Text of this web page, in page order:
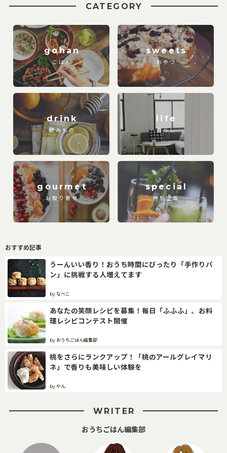
CATEGORY
gohan
ごはん
sweets
おやつ
drink
飲みもの
life
暮らし
gourmet
お取り寄せ
special
特別企画
おすすめ記事
うーんいい香り！おうち時間にぴったり「手作りパ
ン」に挑戦する人増えてます
by なべこ
あなたの笑顔レシピを募集！毎日「ふふふ」。お料
理レシピコンテスト開催
by おうちごはん編集部
桃をさらにランクアップ！「桃のアールグレイマリ
ネ」で香りも美味しい体験を
by やん
WRITER
おうちごはん編集部